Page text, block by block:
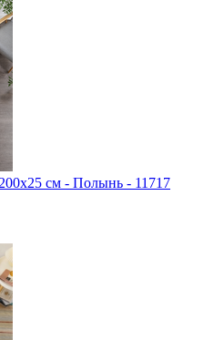
cм - Полынь - 11717